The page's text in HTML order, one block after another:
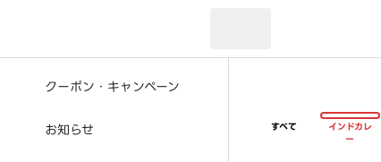
クーポン・キャンペーン
お知らせ すべて
インドカレ
ー